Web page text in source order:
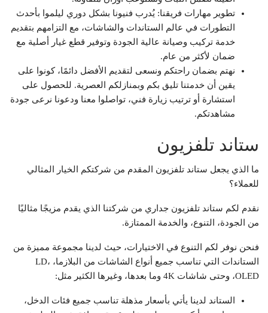
تطوير مهارات فريقنا: يُدرب فنيونا بشكل دوري ليلموا بأحدث
التطورات في عالم الستاندات والشاشات، مع التزامهم بتقديم
خدمة تركيب وصيانة عالية الجودة وتوفير قطع غيار أصلية مع
ضمان لأكثر من عام.
نهتم بضمان راحتكم ونسعى لتقديم الأفضل دائمًا، كونوا على
يقين أن خدمتنا تليق بكم وبمنازلكم العصرية. للحصول على
استشارة أو ترتيب زيارة فني، تواصلوا معنا ودعونا نرعى جودة
مشاهدتكم.
ستاند تلفزيون
ما الذي يجعل ستاند تلفزيون المقدم من شركتكم الخيار المثالي
للعملاء؟
نقدم لكم ستاند تلفزيون جداري من شركتنا الذي يقدم مزيجًا مثاليًا
من الجودة، التنوع، والخدمة الممتازة.
فنحن نوفر لكم التنوع في الاختيارات، حيث لدينا مجموعة مميزة من
الستاندات التي تناسب جميع أنواع الشاشات من البلازما، LD،
OLED، وحتى شاشات 4K وما بعدها، وغيرها الكثير مثل:
الستاند لدينا يأتي بأسعار مذهلة تناسب جميع فئات الدخل،